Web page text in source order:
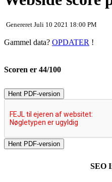
Genereret Juli 10 2021 18:00 PM
Gammel data? OPDATER !
Scoren er 44/100
Hent PDF-version
SEO